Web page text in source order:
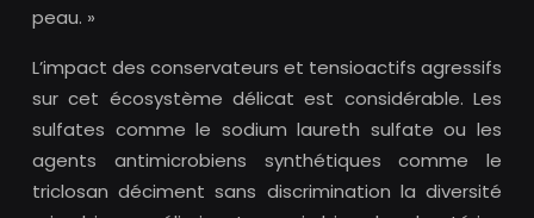
peau. »
L’impact des conservateurs et tensioactifs agressifs
sur cet écosystème délicat est considérable. Les
sulfates comme le sodium laureth sulfate ou les
agents antimicrobiens synthétiques comme le
triclosan déciment sans discrimination la diversité